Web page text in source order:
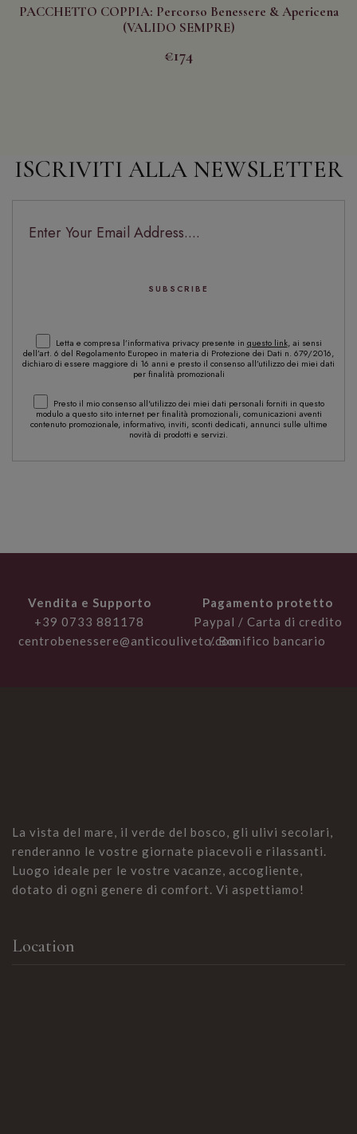
PACCHETTO COPPIA: Percorso Benessere & Apericena
(VALIDO SEMPRE)
€174
ISCRIVITI ALLA NEWSLETTER
Letta e compresa l’informativa privacy presente in questo link, ai sensi
dell’art. 6 del Regolamento Europeo in materia di Protezione dei Dati n. 679/2016,
dichiaro di essere maggiore di 16 anni e presto il consenso all’utilizzo dei miei dati
per finalità promozionali
Presto il mio consenso all'utilizzo dei miei dati personali forniti in questo
modulo a questo sito internet per finalità promozionali, comunicazioni aventi
contenuto promozionale, informativo, inviti, sconti dedicati, annunci sulle ultime
novità di prodotti e servizi.
Vendita e Supporto
+39 0733 881178
centrobenessere@anticouliveto.com
Pagamento protetto
Paypal / Carta di credito
/ Bonifico bancario
La vista del mare, il verde del bosco, gli ulivi secolari,
renderanno le vostre giornate piacevoli e rilassanti.
Luogo ideale per le vostre vacanze, accogliente,
dotato di ogni genere di comfort. Vi aspettiamo!
Location